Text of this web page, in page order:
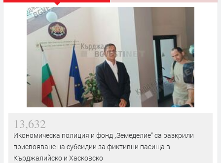
13,632
Икономическа полиция и фонд „Земеделие“ са разкрили
присвояване на субсидии за фиктивни пасища в
Кърджалийско и Хасковско